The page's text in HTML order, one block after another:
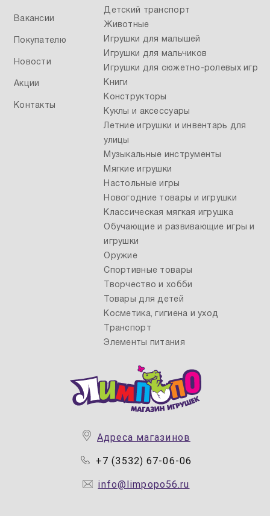
Адреса магазинов
+7 (3532) 67-06-06
info@limpopo56.ru
Вакансии
Покупателю
Новости
Акции
Контакты
Детский транспорт
Животные
Игрушки для малышей
Игрушки для мальчиков
Игрушки для сюжетно-ролевых игр
Книги
Конструкторы
Куклы и аксессуары
Летние игрушки и инвентарь для
улицы
Музыкальные инструменты
Мягкие игрушки
Настольные игры
Новогодние товары и игрушки
Классическая мягкая игрушка
Обучающие и развивающие игры и
игрушки
Оружие
Спортивные товары
Творчество и хобби
Товары для детей
Косметика, гигиена и уход
Транспорт
Элементы питания